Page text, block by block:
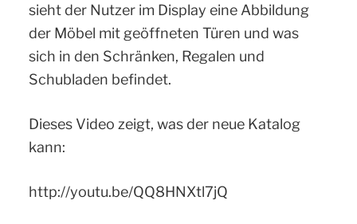
sieht der Nutzer im Display eine Abbildung
der Möbel mit geöffneten Türen und was
sich in den Schränken, Regalen und
Schubladen befindet.
Dieses Video zeigt, was der neue Katalog
kann:
http://youtu.be/QQ8HNXtl7jQ